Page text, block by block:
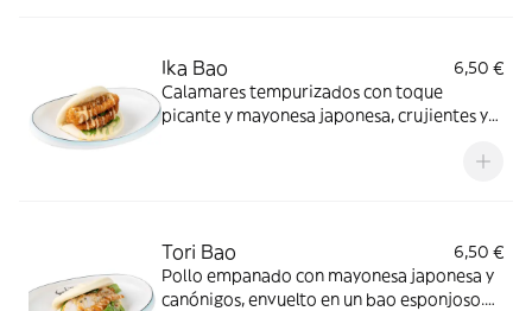
Ika Bao
6,50 €
Calamares tempurizados con toque
picante y mayonesa japonesa, crujientes y
Tori Bao
6,50 €
Pollo empanado con mayonesa japonesa y
canónigos, envuelto en un bao esponjoso.